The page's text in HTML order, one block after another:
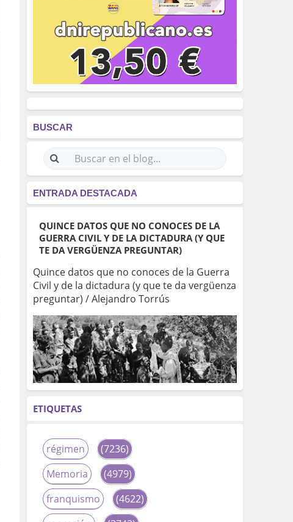
BUSCAR
ENTRADA DESTACADA
QUINCE DATOS QUE NO CONOCES DE LA
GUERRA CIVIL Y DE LA DICTADURA (Y QUE
TE DA VERGÜENZA PREGUNTAR)
Quince datos que no conoces de la Guerra
Civil y de la dictadura (y que te da vergüenza
preguntar) / Alejandro Torrús
ETIQUETAS
régimen
(7236)
Memoria
(4979)
franquismo
(4622)